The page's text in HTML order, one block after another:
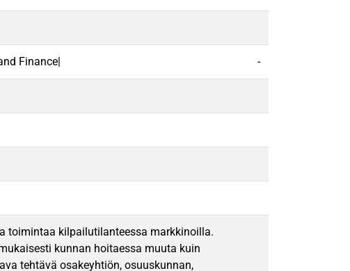
Finance| -
toimintaa kilpailutilanteessa markkinoilla.
kunnan hoitaessa muuta kuin
tehtävä osakeyhtiön, osuuskunnan,